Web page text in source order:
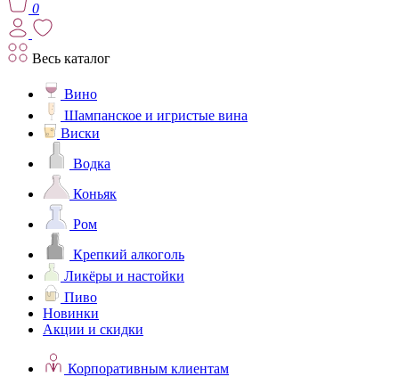
0
Весь каталог
Вино
Шампанское и игристые вина
Виски
Водка
Коньяк
Ром
Крепкий алкоголь
Ликёры и настойки
Пиво
Новинки
Акции и скидки
Корпоративным клиентам